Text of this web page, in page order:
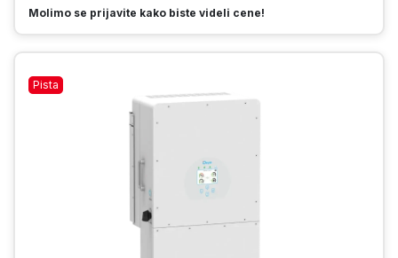
Molimo se prijavite kako biste videli cene!
Pista